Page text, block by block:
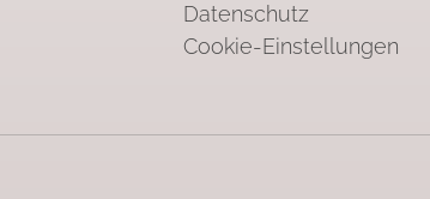
Datenschutz
Cookie-Einstellungen